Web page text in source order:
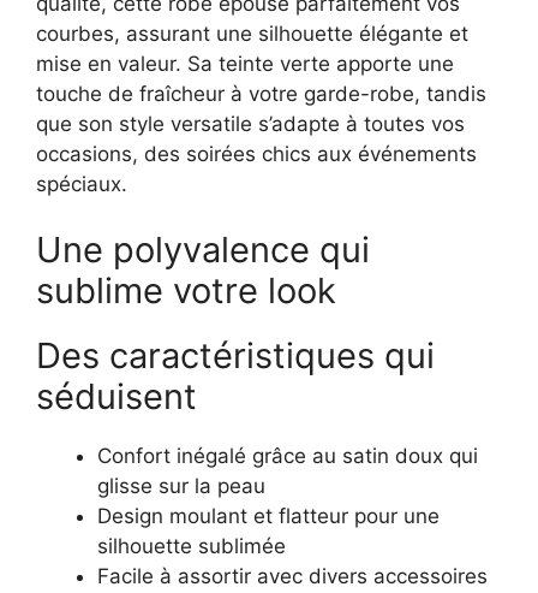
courbes, assurant une silhouette élégante et
mise en valeur. Sa teinte verte apporte une
touche de fraîcheur à votre garde-robe, tandis
que son style versatile s’adapte à toutes vos
occasions, des soirées chics aux événements
spéciaux.
Une polyvalence qui
sublime votre look
Des caractéristiques qui
séduisent
Confort inégalé grâce au satin doux qui
glisse sur la peau
Design moulant et flatteur pour une
silhouette sublimée
Facile à assortir avec divers accessoires